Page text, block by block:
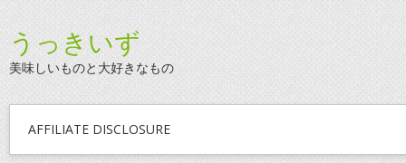
うっきいず
美味しいものと大好きなもの
AFFILIATE DISCLOSURE